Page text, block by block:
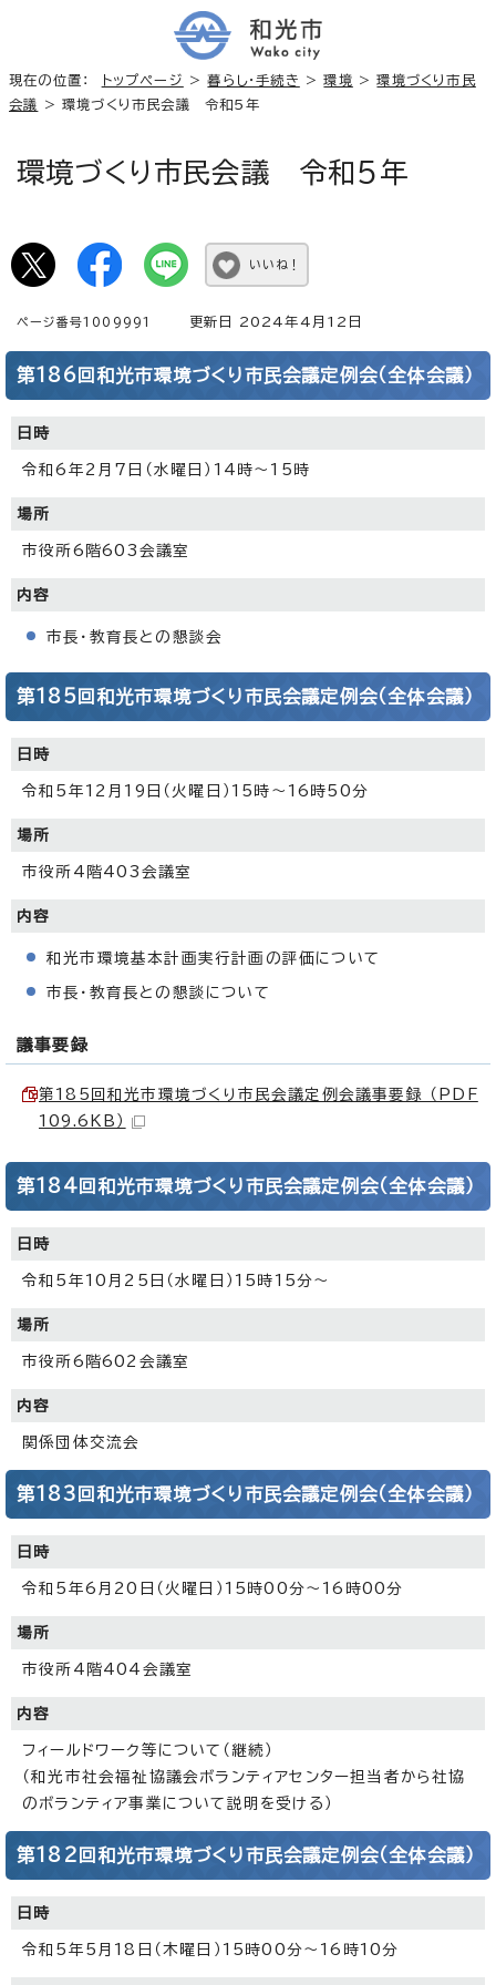
現在の位置： トップページ >暮らし・手続き >環境 >環境づくり市民
会議
> 環境づくり市民会議 令和5年
環境づくり市民会議 令和5年
いいね！
ページ番号1009991 更新日 2024年4月12日
第186回和光市環境づくり市民会議定例会（全体会議）
日時
令和6年2月7日（水曜日）14時～15時
場所
市役所6階603会議室
内容
市長・教育長との懇談会
第185回和光市環境づくり市民会議定例会（全体会議）
日時
令和5年12月19日（火曜日）15時～16時50分
場所
市役所4階403会議室
内容
和光市環境基本計画実行計画の評価について
市長・教育長との懇談について
議事要録
第185回和光市環境づくり市民会議定例会議事要録 （PDF
109.6KB）
第184回和光市環境づくり市民会議定例会（全体会議）
日時
令和5年10月25日（水曜日）15時15分～
場所
市役所6階602会議室
内容
関係団体交流会
第183回和光市環境づくり市民会議定例会（全体会議）
日時
令和5年6月20日（火曜日）15時00分～16時00分
場所
市役所4階404会議室
内容
フィールドワーク等について（継続）
（和光市社会福祉協議会ボランティアセンター担当者から社協
のボランティア事業について説明を受ける）
第182回和光市環境づくり市民会議定例会（全体会議）
日時
令和5年5月18日（木曜日）15時00分～16時10分